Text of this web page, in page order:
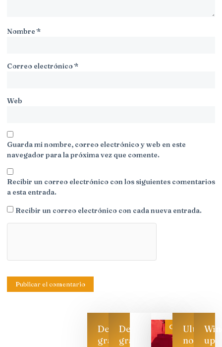
Nombre*
Correo electrónico*
Web
Guarda mi nombre, correo electrónico y web en este
navegador para la próxima vez que comente.
Recibir un correo electrónico con los siguientes comentarios
a esta entrada.
Recibir un correo electrónico con cada nueva entrada.
Descarga
gratis
Descarga
gratis
CategoríaUltimas
noticias
up